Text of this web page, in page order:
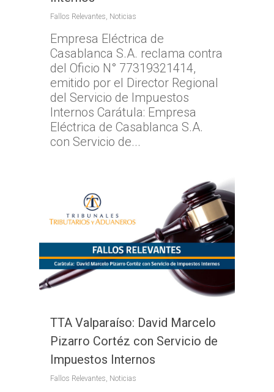
Fallos Relevantes, Noticias
Empresa Eléctrica de
Casablanca S.A. reclama contra
del Oficio N° 77319321414,
emitido por el Director Regional
del Servicio de Impuestos
Internos Carátula: Empresa
Eléctrica de Casablanca S.A.
con Servicio de...
TTA Valparaíso: David Marcelo
Pizarro Cortéz con Servicio de
Impuestos Internos
Fallos Relevantes, Noticias